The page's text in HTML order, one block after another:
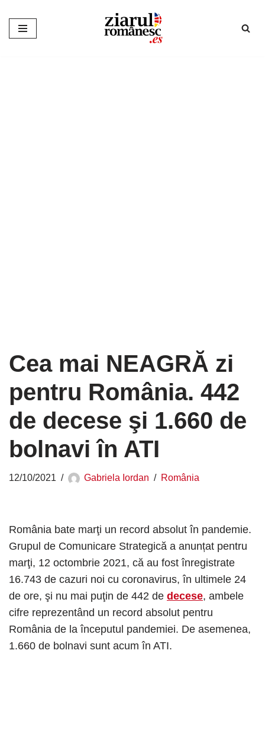
Sari
Cea mai NEAGRĂ zi
pentru România. 442
de decese şi 1.660 de
bolnavi în ATI
12/10/2021 Gabriela Iordan România
România bate marţi un record absolut în pandemie.
Grupul de Comunicare Strategică a anunțat pentru
marţi, 12 octombrie 2021, că au fost înregistrate
16.743 de cazuri noi cu coronavirus, în ultimele 24
de ore, şi nu mai puţin de 442 de decese, ambele
cifre reprezentând un record absolut pentru
România de la începutul pandemiei. De asemenea,
1.660 de bolnavi sunt acum în ATI.